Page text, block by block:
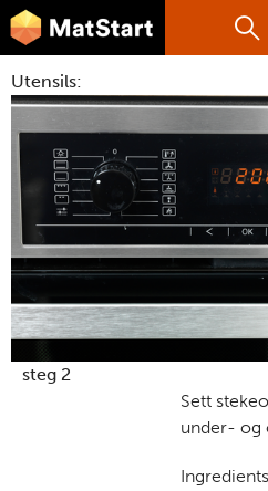
Hopp til hovedinnhold
hovednavigasjonsmobilversjon
MatStart
OPPSKRIFTER
FILM
FØR DU STARTER
LÆR MER
TIL DE VOKSNE
Utensils:
steg 2
Sett
under- og